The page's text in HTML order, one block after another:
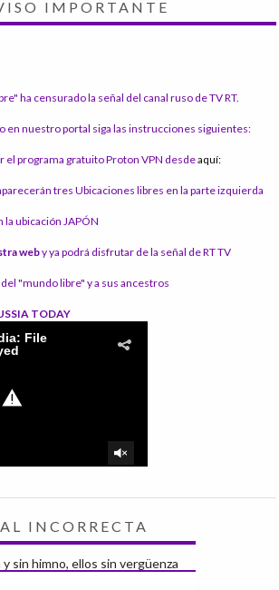
IMPORTANTE
ha censurado la señal del canal ruso de TV RT.
en nuestro portal siga las instrucciones siguientes:
el programa gratuito Proton VPN desdeaquí:
tres Ubicaciones libres en la parte izquierda
la ubicación JAPÓN
weby ya podrá disfrutar de la señal de RT TV
"mundo libre" y a sus ancestros
TODAY
INCORRECTA